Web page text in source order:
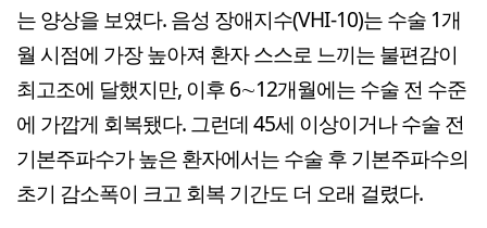
는 양상을 보였다. 음성 장애지수(VHI-10)는 수술 1개
월 시점에 가장 높아져 환자 스스로 느끼는 불편감이
최고조에 달했지만, 이후 6∼12개월에는 수술 전 수준
에 가깝게 회복됐다. 그런데 45세 이상이거나 수술 전
기본주파수가 높은 환자에서는 수술 후 기본주파수의
초기 감소폭이 크고 회복 기간도 더 오래 걸렸다.